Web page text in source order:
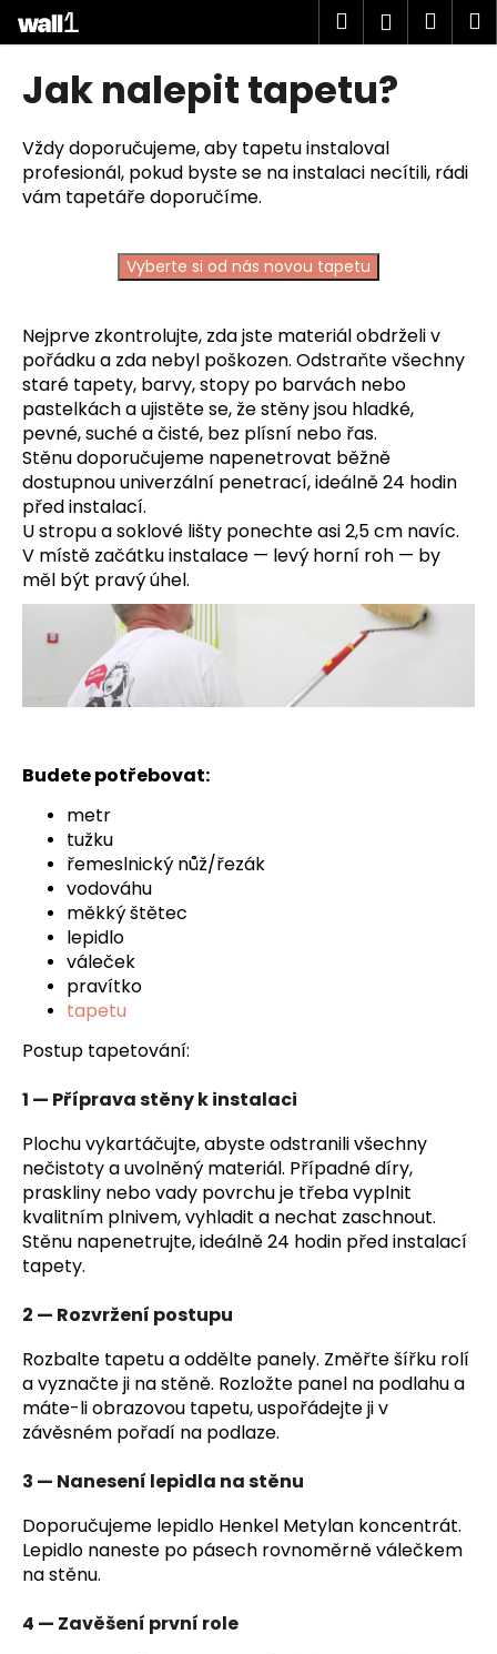
obsah
Hledat
Jak nalepit tapetu?
Vždy doporučujeme, aby tapetu instaloval
profesionál, pokud byste se na instalaci necítili, rádi
vám tapetáře doporučíme.
Vyberte si od nás novou tapetu
Nejprve zkontrolujte, zda jste materiál obdrželi v
pořádku a zda nebyl poškozen. Odstraňte všechny
staré tapety, barvy, stopy po barvách nebo
pastelkách a ujistěte se, že stěny jsou hladké,
pevné, suché a čisté, bez plísní nebo řas.
Stěnu doporučujeme napenetrovat běžně
dostupnou univerzální penetrací, ideálně 24 hodin
před instalací.
U stropu a soklové lišty ponechte asi 2,5 cm navíc.
V místě začátku instalace — levý horní roh — by
měl být pravý úhel.
Budete potřebovat:
metr
tužku
řemeslnický nůž/řezák
vodováhu
měkký štětec
lepidlo
váleček
pravítko
tapetu
Postup tapetování:
1 — Příprava stěny k instalaci
Plochu vykartáčujte, abyste odstranili všechny
nečistoty a uvolněný materiál. Případné díry,
praskliny nebo vady povrchu je třeba vyplnit
kvalitním plnivem, vyhladit a nechat zaschnout.
Stěnu napenetrujte, ideálně 24 hodin před instalací
tapety.
2 — Rozvržení postupu
Rozbalte tapetu a oddělte panely. Změřte šířku rolí
a vyznačte ji na stěně. Rozložte panel na podlahu a
máte-li obrazovou tapetu, uspořádejte ji v
závěsném pořadí na podlaze.
3 — Nanesení lepidla na stěnu
Doporučujeme lepidlo Henkel Metylan koncentrát.
Lepidlo naneste po pásech rovnoměrně válečkem
na stěnu.
4 — Zavěšení první role
o
o
p
o
b
u
j
e
t
e
n
a
j
í
t
j
m
TAPETA
AIFEL
02